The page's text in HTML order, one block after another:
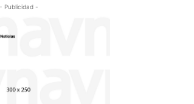
- Publicidad -